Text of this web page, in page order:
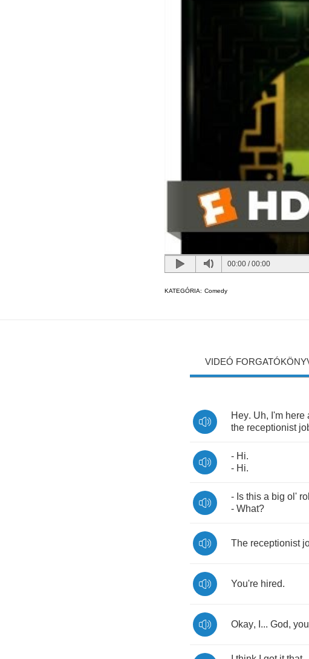
00:00 /00:00
KATEGÓRIA: Comedy
VIDEÓ
Hey. Uh, I'm here
the receptionist
- Hi.
- Hi.
- Is this a big ol'
- What?
The receptionist
You're hired.
Okay, ... God,